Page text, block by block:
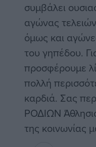
συμβάλει
αγώνας
όμως και
του γηπέδου.
προσφέρουμε
πολλή
καρδιά. Σας
ΡΟΔΙΩΝ
της κοινωνίας